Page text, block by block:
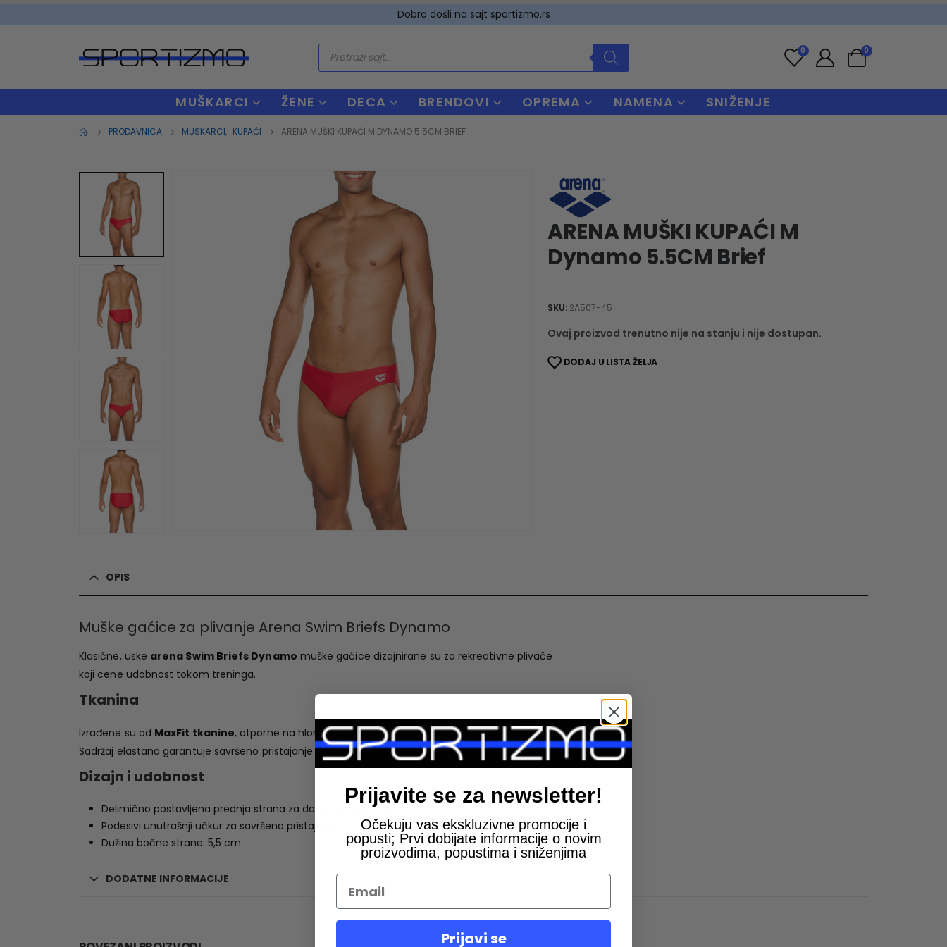
Dobro došli na sajt sportizmo.rs
Products
search
0 0
MUŠKARCI ŽENE DECA BRENDOVI OPREMA NAMENA SNIŽENJE
PRODAVNICA MUSKARCI, KUPAĆI ARENA MUŠKI KUPAĆI M DYNAMO 5.5CM BRIEF
ARENA MUŠKI KUPAĆI M
Dynamo 5.5CM Brief
SKU: 2A507-45
Ovaj proizvod trenutno nije na stanju i nije dostupan.
DODAJ U LISTA ŽELJA
OPIS
Muške gaćice za plivanje Arena Swim Briefs Dynamo
Klasične, uske arena Swim Briefs Dynamo muške gaćice dizajnirane su za rekreativne plivače
koji cene udobnost tokom treninga.
Tkanina
Izrađene su od MaxFit tkanine, otporne na hlor i slanu vodu, saugrađenom UV zaštitom UPF50+.
Sadržaj elastana garantuje savršeno pristajanje i izuzetnu udobnost.
Dizajn i udobnost
Delimično postavljena prednja strana za dodatnu udobnost
Podesivi unutrašnji učkur za savršeno pristajanje
Dužina bočne strane: 5,5 cm
DODATNE INFORMACIJE
Prijavite se za newsletter!
Očekuju vas ekskluzivne promocije i
popusti; Prvi dobijate informacije o novim
proizvodima, popustima i sniženjima
Prijavi se